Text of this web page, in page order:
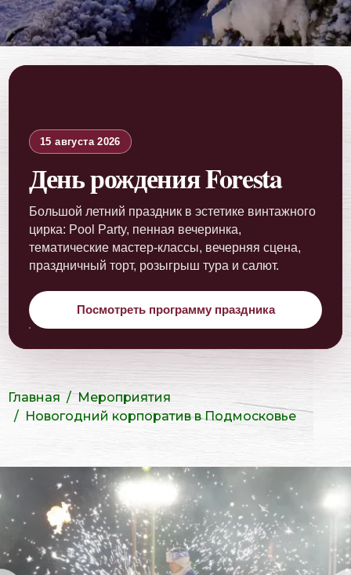
15 августа 2026
День рождения Foresta
Большой летний праздник в эстетике винтажного
цирка: Pool Party, пенная вечеринка,
тематические мастер-классы, вечерняя сцена,
праздничный торт, розыгрыш тура и салют.
Посмотреть программу праздника
Главная
Мероприятия
Новогодний корпоратив в Подмосковье